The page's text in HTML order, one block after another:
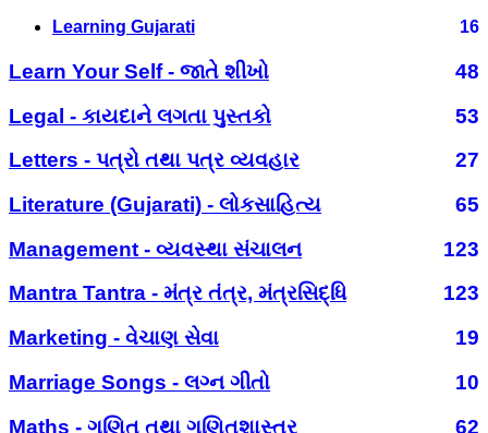
Learning Gujarati 16
Learn Your Self - જાતે શીખો
48
Legal - કાયદાને લગતા પુસ્તકો
53
Letters - પત્રો તથા પત્ર વ્યવહાર
27
Literature (Gujarati) - લોકસાહિત્ય
65
Management - વ્યવસ્થા સંચાલન
123
Mantra Tantra - મંત્ર તંત્ર, મંત્રસિદ્ધિ
123
Marketing - વેચાણ સેવા
19
Marriage Songs - લગ્ન ગીતો
10
Maths - ગણિત તથા ગણિતશાસ્ત્ર
62